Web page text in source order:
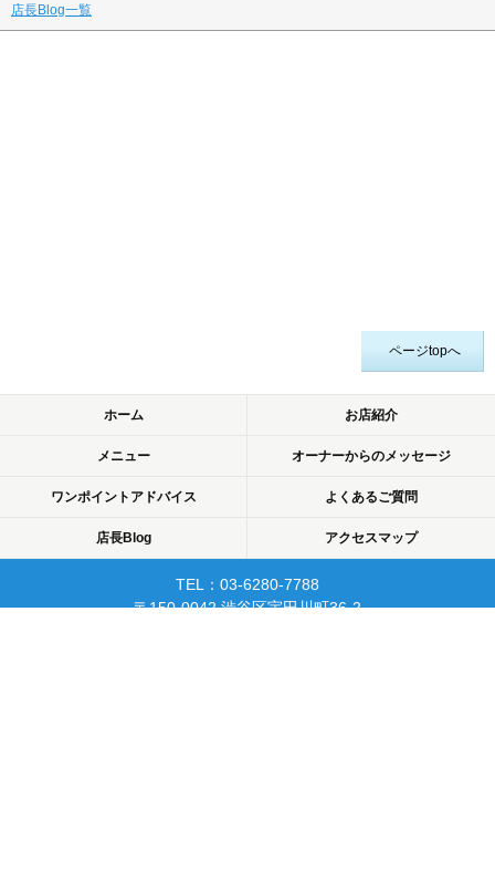
店長Blog一覧
ページtopへ
ホーム お店紹介
メニュー オーナーからのメッセージ
ワンポイントアドバイス よくあるご質問
店長Blog アクセスマップ
TEL：03-6280-7788
〒150-0042 渋谷区宇田川町36-2